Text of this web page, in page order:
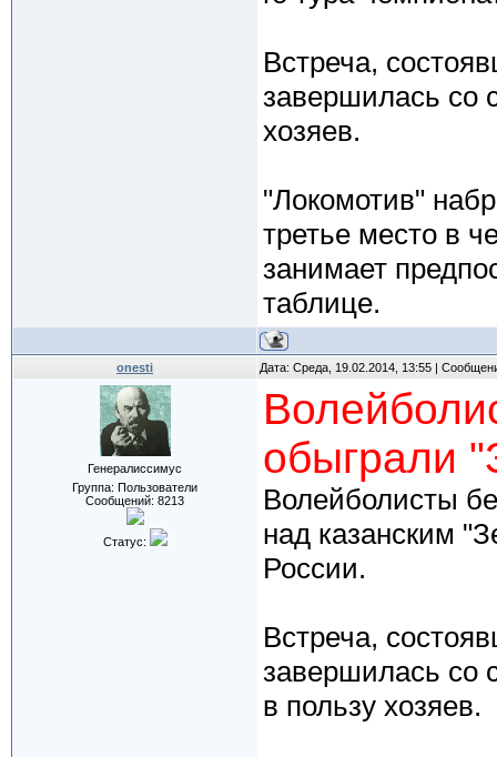
Встреча,
завершилась со
хозяев.
"Локомотив"
третье место в
занимает
таблице.
onesti Дата: Среда, 19.02.2014, 13:55 |
Генералиссимус
Группа: Пользователи
Сообщений: 8213
Статус:
обыграли
Волейболисты
над казанским
России.
Встреча,
завершилась со
в пользу хозяев.